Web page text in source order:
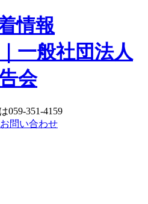
お問い合わせ